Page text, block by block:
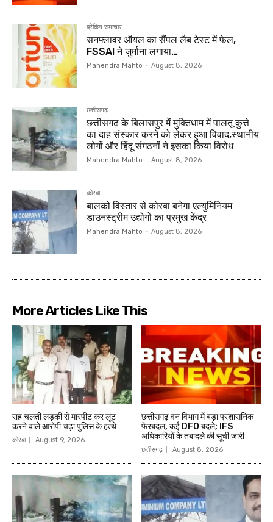
ब्रेकिंग समाचार
सनफ्लावर ऑयल का सैंपल लैब टेस्ट में फेल,
FSSAI ने जुर्माना लगाया…
Mahendra Mahto - August 8, 2026
छत्तीसगढ़
छत्तीसगढ़ के बिलासपुर में मुक्तिधाम में पालतू कुत्ते
का दाह संस्कार करने को लेकर हुआ विवाद,स्थानीय
लोगों और हिंदू संगठनों ने इसका किया विरोध
Mahendra Mahto - August 8, 2026
कोरबा
बालको विस्तार से कोरबा बनेगा एल्युमिनियम
डाउनस्ट्रीम उद्योगों का प्रमुख केंद्र
Mahendra Mahto - August 8, 2026
More Articles Like This
राह चलती लड़की से मारपीट कर लूट
करने वाले आरोपी चढ़ा पुलिस के हत्थे
कोरबा August 9, 2026
छत्तीसगढ़ वन विभाग में बड़ा प्रशासनिक
फेरबदल, कई DFO बदले; IFS
अधिकारियों के तबादले की सूची जारी
छत्तीसगढ़ August 8, 2026